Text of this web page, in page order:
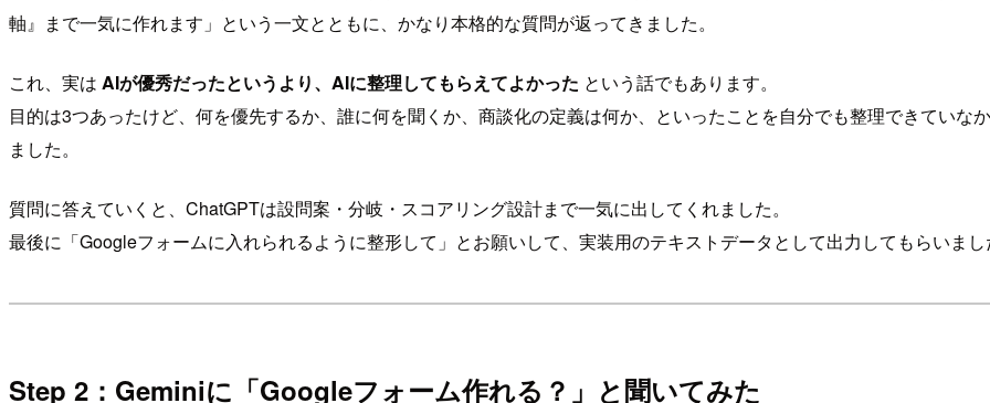
軸』まで一気に作れます」という一文とともに、かなり本格的な質問が返ってきました。
これ、実は AIが優秀だったというより、AIに整理してもらえてよかった という話でもあります。
目的は3つあったけど、何を優先するか、誰に何を聞くか、商談化の定義は何か、といったことを自分でも整理できてい
ました。
質問に答えていくと、ChatGPTは設問案・分岐・スコアリング設計まで一気に出してくれました。
最後に「Googleフォームに入れられるように整形して」とお願いして、実装用のテキストデータとして出力してもらいま
Step 2：Geminiに「Googleフォーム作れる？」と聞いてみた